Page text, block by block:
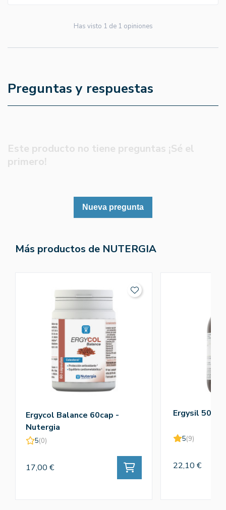
Has visto 1 de 1 opiniones
Preguntas y respuestas
Este producto no tiene preguntas ¡Sé el
primero!
Nueva pregunta
Más productos de NUTERGIA
Ergycol Balance 60cap -
Nutergia
5(0)
17,00 €
Ergysil
5(9)
22,10 €